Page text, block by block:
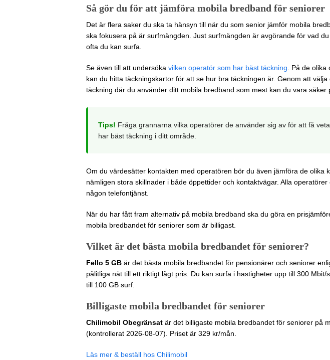
Så gör du för att jämföra mobila bredband för seniorer
Det är flera saker du ska ta hänsyn till när du som senior jämför mobila
ska fokusera på är surfmängden. Just surfmängden är avgörande för vad
ofta du kan surfa.
Se även till att undersöka vilken operatör som har bäst täckning . På de
kan du hitta täckningskartor för att se hur bra täckningen är. Genom att
täckning där du använder ditt mobila bredband som mest kan du vara säker
Tips! Fråga grannarna vilka operatörer de använder sig av för att få
har bäst täckning i ditt område.
Om du värdesätter kontakten med operatören bör du även jämföra de olika
nämligen stora skillnader i både öppettider och kontaktvägar. Alla
någon telefontjänst.
När du har fått fram alternativ på mobila bredband ska du göra en
mobila bredbandet för seniorer som är billigast.
Vilket är det bästa mobila bredbandet för seniorer?
Fello 5 GB är det bästa mobila bredbandet för pensionärer och seniorer
pålitliga nät till ett riktigt lågt pris. Du kan surfa i hastigheter upp till 300 Mbit/
till 100 GB surf.
Billigaste mobila bredbandet för seniorer
Chilimobil Obegränsat är det billigaste mobila bredbandet för seniorer på
(kontrollerat 2026-08-07). Priset är 329 kr/mån.
Läs mer & beställ hos Chilimobil